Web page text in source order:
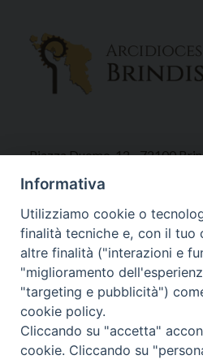
Piazza Duomo, 12 - 72100
Tel 0831.521958
Fax 0831.528315
Orari Curia
Mar. / Mer. / Giov. ore 9 - 13
nei mesi estivi solo Martedì ore
Informativa
Utilizziamo cookie o
finalità tecniche e, con il tuo
altre finalità ("interazioni e
"miglioramento
"targeting e pubblicità")
cookie policy.
Cliccando su "accetta"
cookie. Cliccando su